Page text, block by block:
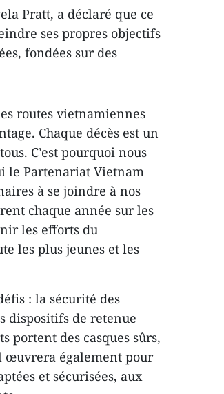
Pratt, a déclaré que ce
ses propres objectifs
fondées sur des
routes vietnamiennes
Chaque décès est un
C’est pourquoi nous
le Partenariat Vietnam
à se joindre à nos
chaque année sur les
les efforts du
les plus jeunes et les
: la sécurité des
dispositifs de retenue
portent des casques sûrs,
œuvrera également pour
et sécurisées, aux